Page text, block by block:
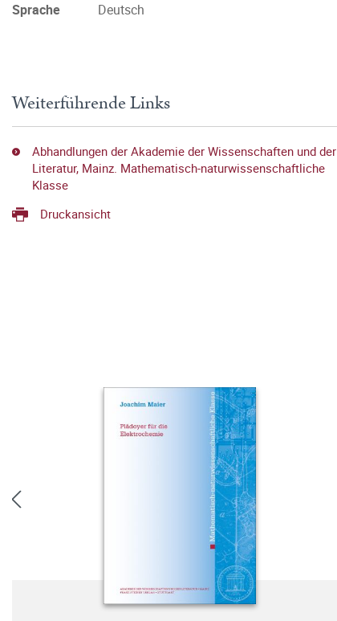
Sprache
Deutsch
Weiterführende Links
Abhandlungen der Akademie der Wissenschaften und der
Literatur, Mainz. Mathematisch-naturwissenschaftliche
Klasse
Druckansicht